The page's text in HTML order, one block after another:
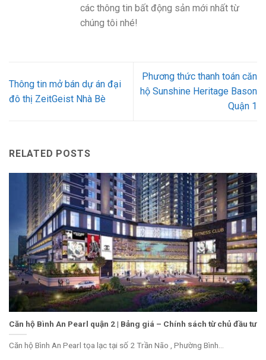
các thông tin bất động sản mới nhất từ
chúng tôi nhé!
Thông tin mở bán dự án đại
đô thị ZeitGeist Nhà Bè
Phương thức thanh toán căn
hộ Sunshine Heritage Bason
Quận 1
RELATED POSTS
Căn hộ Bình An Pearl quận 2 | Bảng giá – Chính sách từ chủ đầu tư
Căn hộ Bình An Pearl tọa lạc tại số 2 Trần Não , Phường Bình...